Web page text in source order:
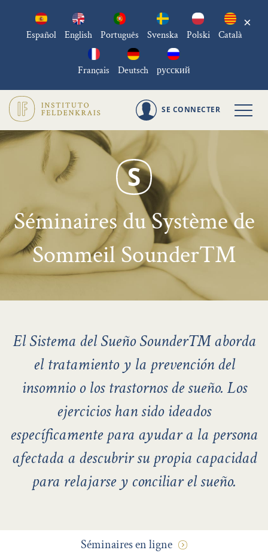
Español English Português Svenska Polski Català
Français Deutsch русский
×
SE CONNECTER
Séminaires du Système de
Sommeil Sounder™
El Sistema del Sueño Sounder™ aborda
el tratamiento y la prevención del
insomnio o los trastornos de sueño. Los
ejercicios han sido ideados
específicamente para ayudar a la persona
afectada a descubrir su propia capacidad
para relajarse y conciliar el sueño.
Séminaires en ligne